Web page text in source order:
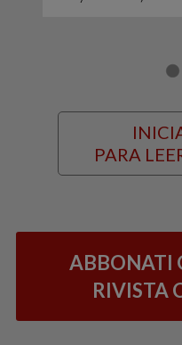
PARA
ABBONATI
RIVISTA